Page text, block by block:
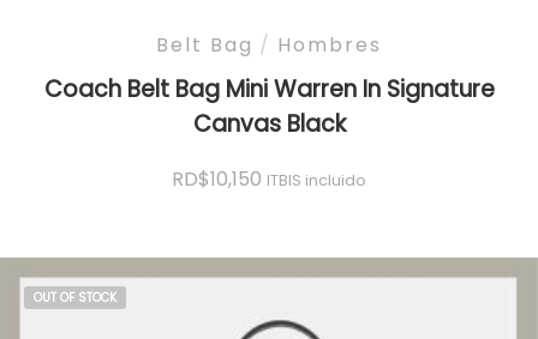
Belt Bag / Hombres
Coach Belt Bag Mini Warren In Signature
Canvas Black
RD$10,150 ITBIS incluido
OUT OF STOCK